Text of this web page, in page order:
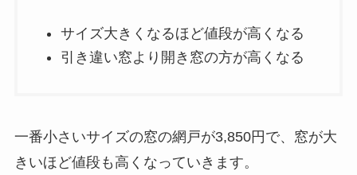
サイズ大きくなるほど値段が高くなる
引き違い窓より開き窓の方が高くなる
一番小さいサイズの窓の網戸が3,850円で、窓が大
きいほど値段も高くなっていきます。